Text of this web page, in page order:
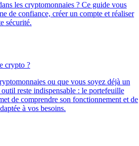
les cryptomonnaies ? Ce guide vous
de confiance, créer un compte et réaliser
sécurité.
crypto ?
ou que vous soyez déjà un
reste indispensable : le portefeuille
de comprendre son fonctionnement et de
à vos besoins.